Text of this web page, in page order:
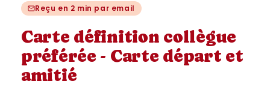
une
fenêtre
une
fenêtre
Reçu en 2 min par email
Carte définition collègue
préférée - Carte départ et
amitié